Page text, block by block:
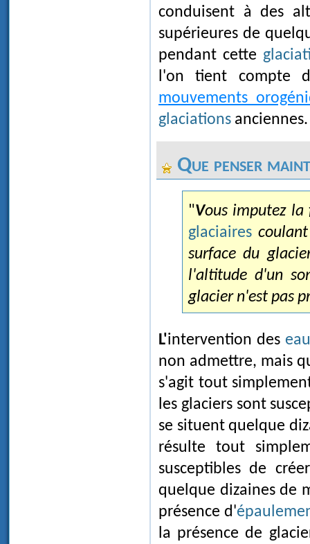
conduisent à des
supérieures de
pendant cette
l'on tient compte
mouvements
glaciations anciennes.
Que penser
"
Vous imputez
glaciairescoulant
surface du
l'altitude d'un
glacier n'est pas
L'intervention des
non admettre, mais
s'agit tout
les glaciers sont
se situent quelque
résulte tout
susceptibles de
quelque dizaines de
présence d'
la présence de